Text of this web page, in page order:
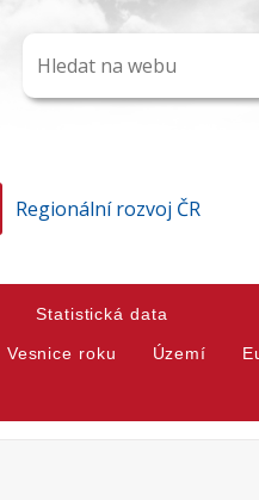
Regionální rozvoj ČR
Statistická data
Vesnice roku Území